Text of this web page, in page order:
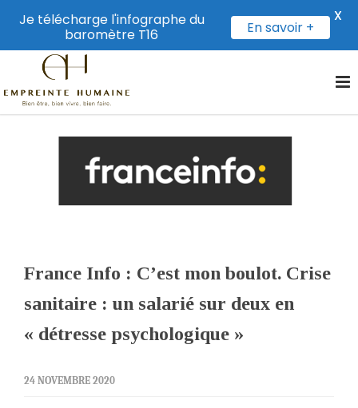
France Info : C’est mon boulot. Crise
sanitaire : un salarié sur deux en
« détresse psychologique »
24 NOVEMBRE 2020
Je télécharge l'infographe du
baromètre T16
En savoir +
X